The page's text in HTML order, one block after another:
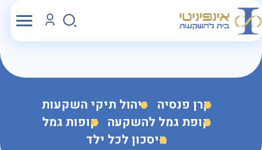
קרן פנסיה ניהול תיקי השקעות
קופת גמל להשקעה קופות גמל
חיסכון לכל ילד